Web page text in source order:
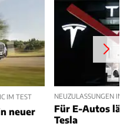
IM TEST
neuer
NEUZULASSUNGEN IM
Für E-Autos
Tesla